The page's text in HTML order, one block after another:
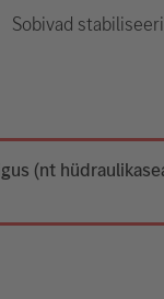
Sobivad
(nt